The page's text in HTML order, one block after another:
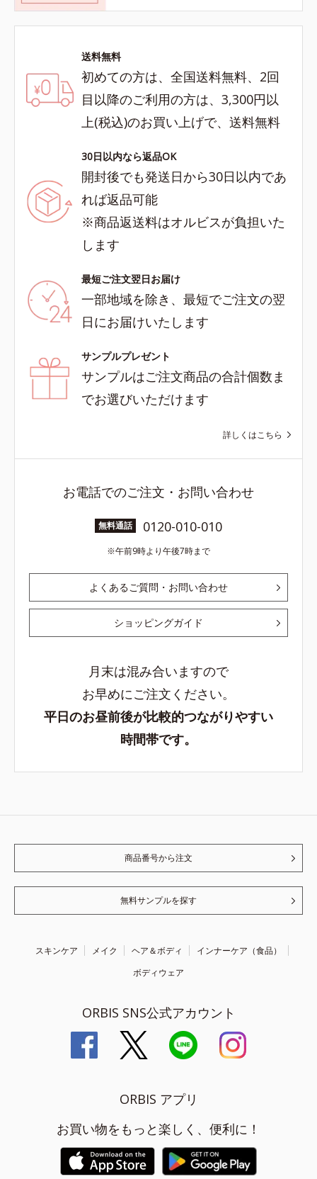
送料無料
初めての方は、全国送料無料、2回
目以降のご利用の方は、3,300円以
上(税込)のお買い上げで、送料無料
30日以内なら返品OK
開封後でも発送日から30日以内であ
れば返品可能
※商品返送料はオルビスが負担いた
します
最短ご注文翌日お届け
一部地域を除き、最短でご注文の翌
日にお届けいたします
サンプルプレゼント
サンプルはご注文商品の合計個数ま
でお選びいただけます
詳しくはこちら
お電話でのご注文・お問い合わせ
無料通話 0120-010-010
午前9時より午後7時まで
よくあるご質問・お問い合わせ
ショッピングガイド
月末は混み合いますので
お早めにご注文ください。
平日のお昼前後が比較的つながりやすい
時間帯です。
商品番号から注文
無料サンプルを探す
スキンケア メイク ヘア＆ボディ
インナーケア（食品）
ボディウェア
ORBIS SNS公式アカウント
ORBIS アプリ
お買い物をもっと楽しく、便利に！